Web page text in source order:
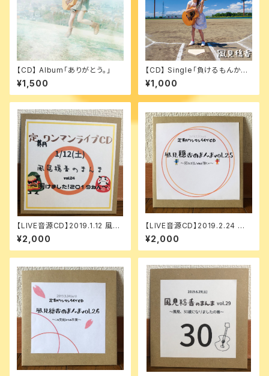
【CD】 Album「ありがとう。」
¥1,500
【CD】 Single「負けるもんか
っ！」
¥1,000
【LIVE音源CD】2019.1.12 風見
穏香のまんま vol.24
¥2,000
【LIVE音源CD】2019.2.24 風
見穏香のまんま vol.25
¥2,000